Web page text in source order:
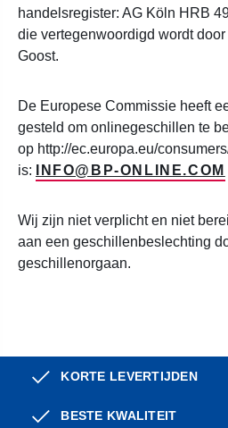
handelsregister: AG Köln HRB
die vertegenwoordigd wordt
Goost.
De Europese Commissie heeft
gesteld om onlinegeschillen te
op http://ec.europa.eu/
is:
INFO@BP-ONLINE.COM
Wij zijn niet verplicht en niet
aan een geschillenbeslechting
geschillenorgaan.
KORTE LEVERTIJDEN
BESTE KWALITEIT